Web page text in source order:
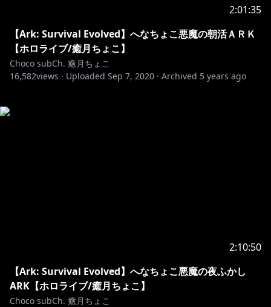
2:01:35
【Ark: Survival Evolved】へなちょこ悪魔の朝活ＡＲＫ
【ホロライブ/癒月ちょこ】
Choco subCh. 癒月ちょこ
16,582views · Uploaded Sep 7, 2020 · Archived 5 years ago
2:10:50
【Ark: Survival Evolved】へなちょこ悪魔の夜ふかし
ARK【ホロライブ/癒月ちょこ】
Choco subCh. 癒月ちょこ